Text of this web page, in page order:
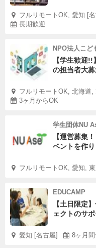
フルリモートOK, 愛知 [
長期歓迎
NPO法人こど
【学生歓迎
の担当者大募
フルリモートOK, 北海道,
3ヶ月からOK
学生団体NU
【運営募集
ベントを作
フルリモートOK, 愛知,
EDUCAMP
【土日限定
ェクトのサ
愛知 [名古屋] 8ヶ月間